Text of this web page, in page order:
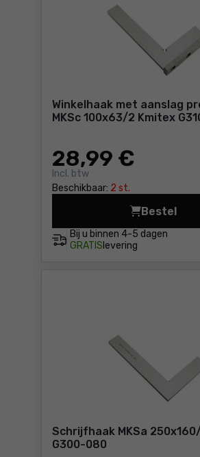
Winkelhaak met aanslag precies
MKSc 100x63/2 Kmitex
28,99 €
Incl. btw
Beschikbaar: 2 st.
Bij u binnen 4-5 dagen
GRATIS levering
Bestel
Schrijfhaak MKSa 250x160/2 Kmitex
G300-080